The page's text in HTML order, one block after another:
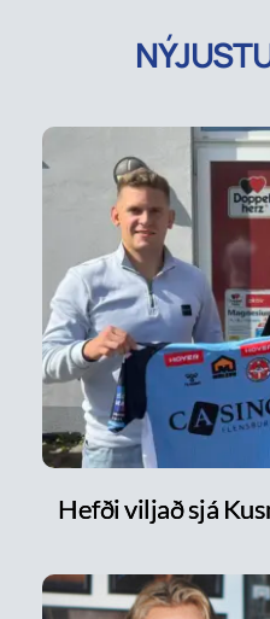
Hefði viljað sjá